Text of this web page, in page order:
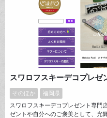
スワロフスキーデコプレ
そのほか
福岡県
スワロフスキーデコプレゼント専門
ゼントや自分へのご褒美として、光